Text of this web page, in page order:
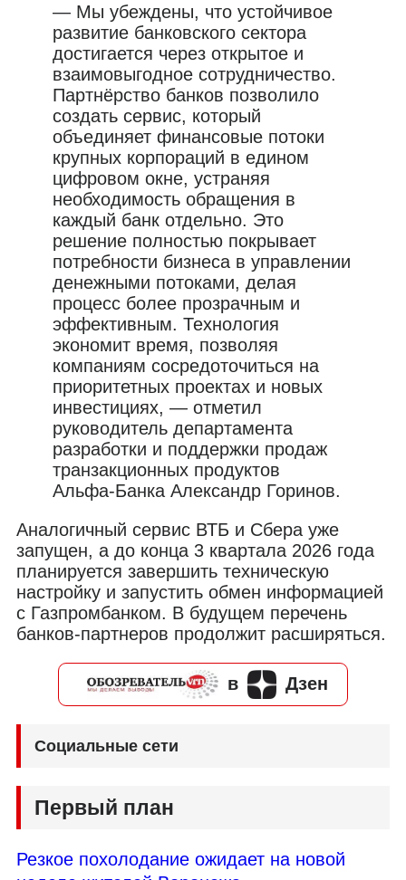
— Мы убеждены, что устойчивое
развитие банковского сектора
достигается через открытое и
взаимовыгодное сотрудничество.
Партнёрство банков позволило
создать сервис, который
объединяет финансовые потоки
крупных корпораций в едином
цифровом окне, устраняя
необходимость обращения в
каждый банк отдельно. Это
решение полностью покрывает
потребности бизнеса в управлении
денежными потоками, делая
процесс более прозрачным и
эффективным. Технология
экономит время, позволяя
компаниям сосредоточиться на
приоритетных проектах и новых
инвестициях, — отметил
руководитель департамента
разработки и поддержки продаж
транзакционных продуктов
Альфа‑Банка Александр Горинов.
Аналогичный сервис ВТБ и Сбера уже
запущен, а до конца 3 квартала 2026 года
планируется завершить техническую
настройку и запустить обмен информацией
с Газпромбанком. В будущем перечень
банков-партнеров продолжит расширяться.
в Дзен
Социальные сети
Первый план
Резкое похолодание ожидает на новой